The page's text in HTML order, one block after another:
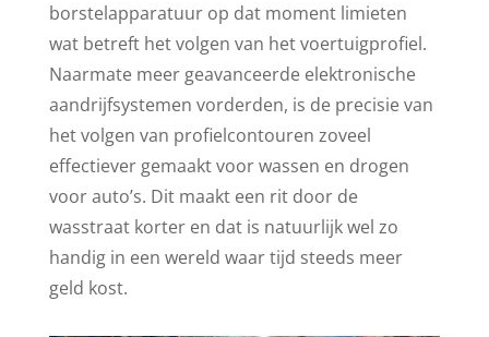
borstelapparatuur op dat moment limieten
wat betreft het volgen van het voertuigprofiel.
Naarmate meer geavanceerde elektronische
aandrijfsystemen vorderden, is de precisie van
het volgen van profielcontouren zoveel
effectiever gemaakt voor wassen en drogen
voor auto’s. Dit maakt een rit door de
wasstraat korter en dat is natuurlijk wel zo
handig in een wereld waar tijd steeds meer
geld kost.